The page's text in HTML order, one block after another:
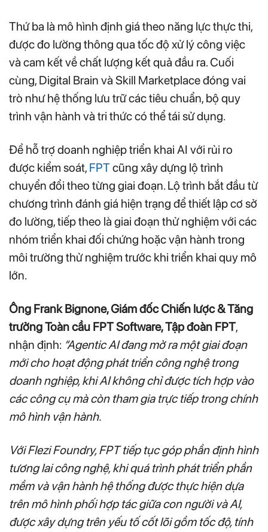
Thứ ba là mô hình định giá theo năng lực thực thi,
được đo lường thông qua tốc độ xử lý công việc
và cam kết về chất lượng kết quả đầu ra. Cuối
cùng, Digital Brain và Skill Marketplace đóng vai
trò như hệ thống lưu trữ các tiêu chuẩn, bộ quy
trình vận hành và tri thức có thể tái sử dụng.
Để hỗ trợ doanh nghiệp triển khai AI với rủi ro
được kiểm soát, FPTcũng xây dựng lộ trình
chuyển đổi theo từng giai đoạn. Lộ trình bắt đầu từ
chương trình đánh giá hiện trạng để thiết lập cơ sở
đo lường, tiếp theo là giai đoạn thử nghiệm với các
nhóm triển khai đối chứng hoặc vận hành trong
môi trường thử nghiệm trước khi triển khai quy mô
lớn.
Ông Frank Bignone, Giám đốc Chiến lược & Tăng
trưởng Toàn cầu FPT Software, Tập đoàn FPT,
nhận định: “Agentic AI đang mở ra một giai đoạn
mới cho hoạt động phát triển công nghệ trong
doanh nghiệp, khi AI không chỉ được tích hợp vào
các công cụ mà còn tham gia trực tiếp trong chính
mô hình vận hành.
Với Flezi Foundry, FPT tiếp tục góp phần định hình
tương lai công nghệ, khi quá trình phát triển phần
mềm và vận hành hệ thống được thực hiện dựa
trên mô hình phối hợp tác giữa con người và AI,
được xây dựng trên yếu tố cốt lõi gồm tốc độ, tính